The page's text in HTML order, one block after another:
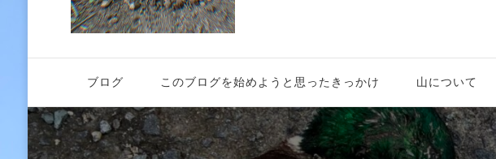
ブログ このブログを始めようと思ったきっかけ 山について